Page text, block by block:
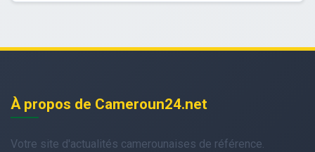
À propos de Cameroun24.net
Votre site d'actualités camerounaises de référence.